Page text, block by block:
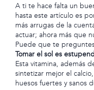
A ti te hace falta un
hasta este artículo es
más arrugas de la
actuar; ahora más que
Puede que te
Tomar el sol es
Esta vitamina, además
sintetizar mejor el
huesos fuertes y sanos